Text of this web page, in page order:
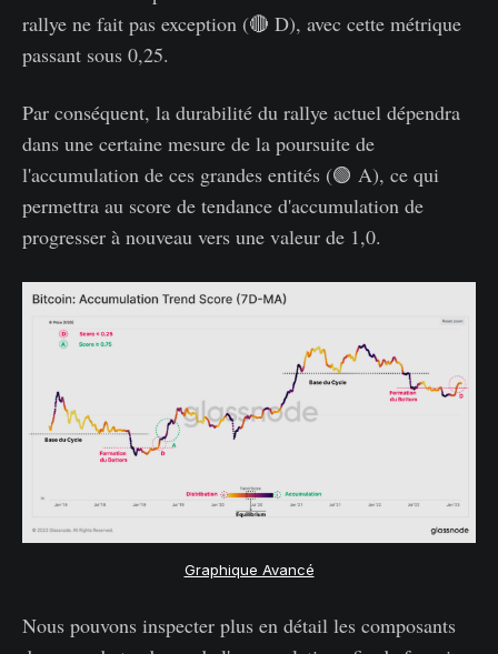
rallye ne fait pas exception (🔴 D), avec cette métrique
passant sous 0,25.
Par conséquent, la durabilité du rallye actuel dépendra
dans une certaine mesure de la poursuite de
l'accumulation de ces grandes entités (🟢 A), ce qui
permettra au score de tendance d'accumulation de
progresser à nouveau vers une valeur de 1,0.
Graphique Avancé
Nous pouvons inspecter plus en détail les composants